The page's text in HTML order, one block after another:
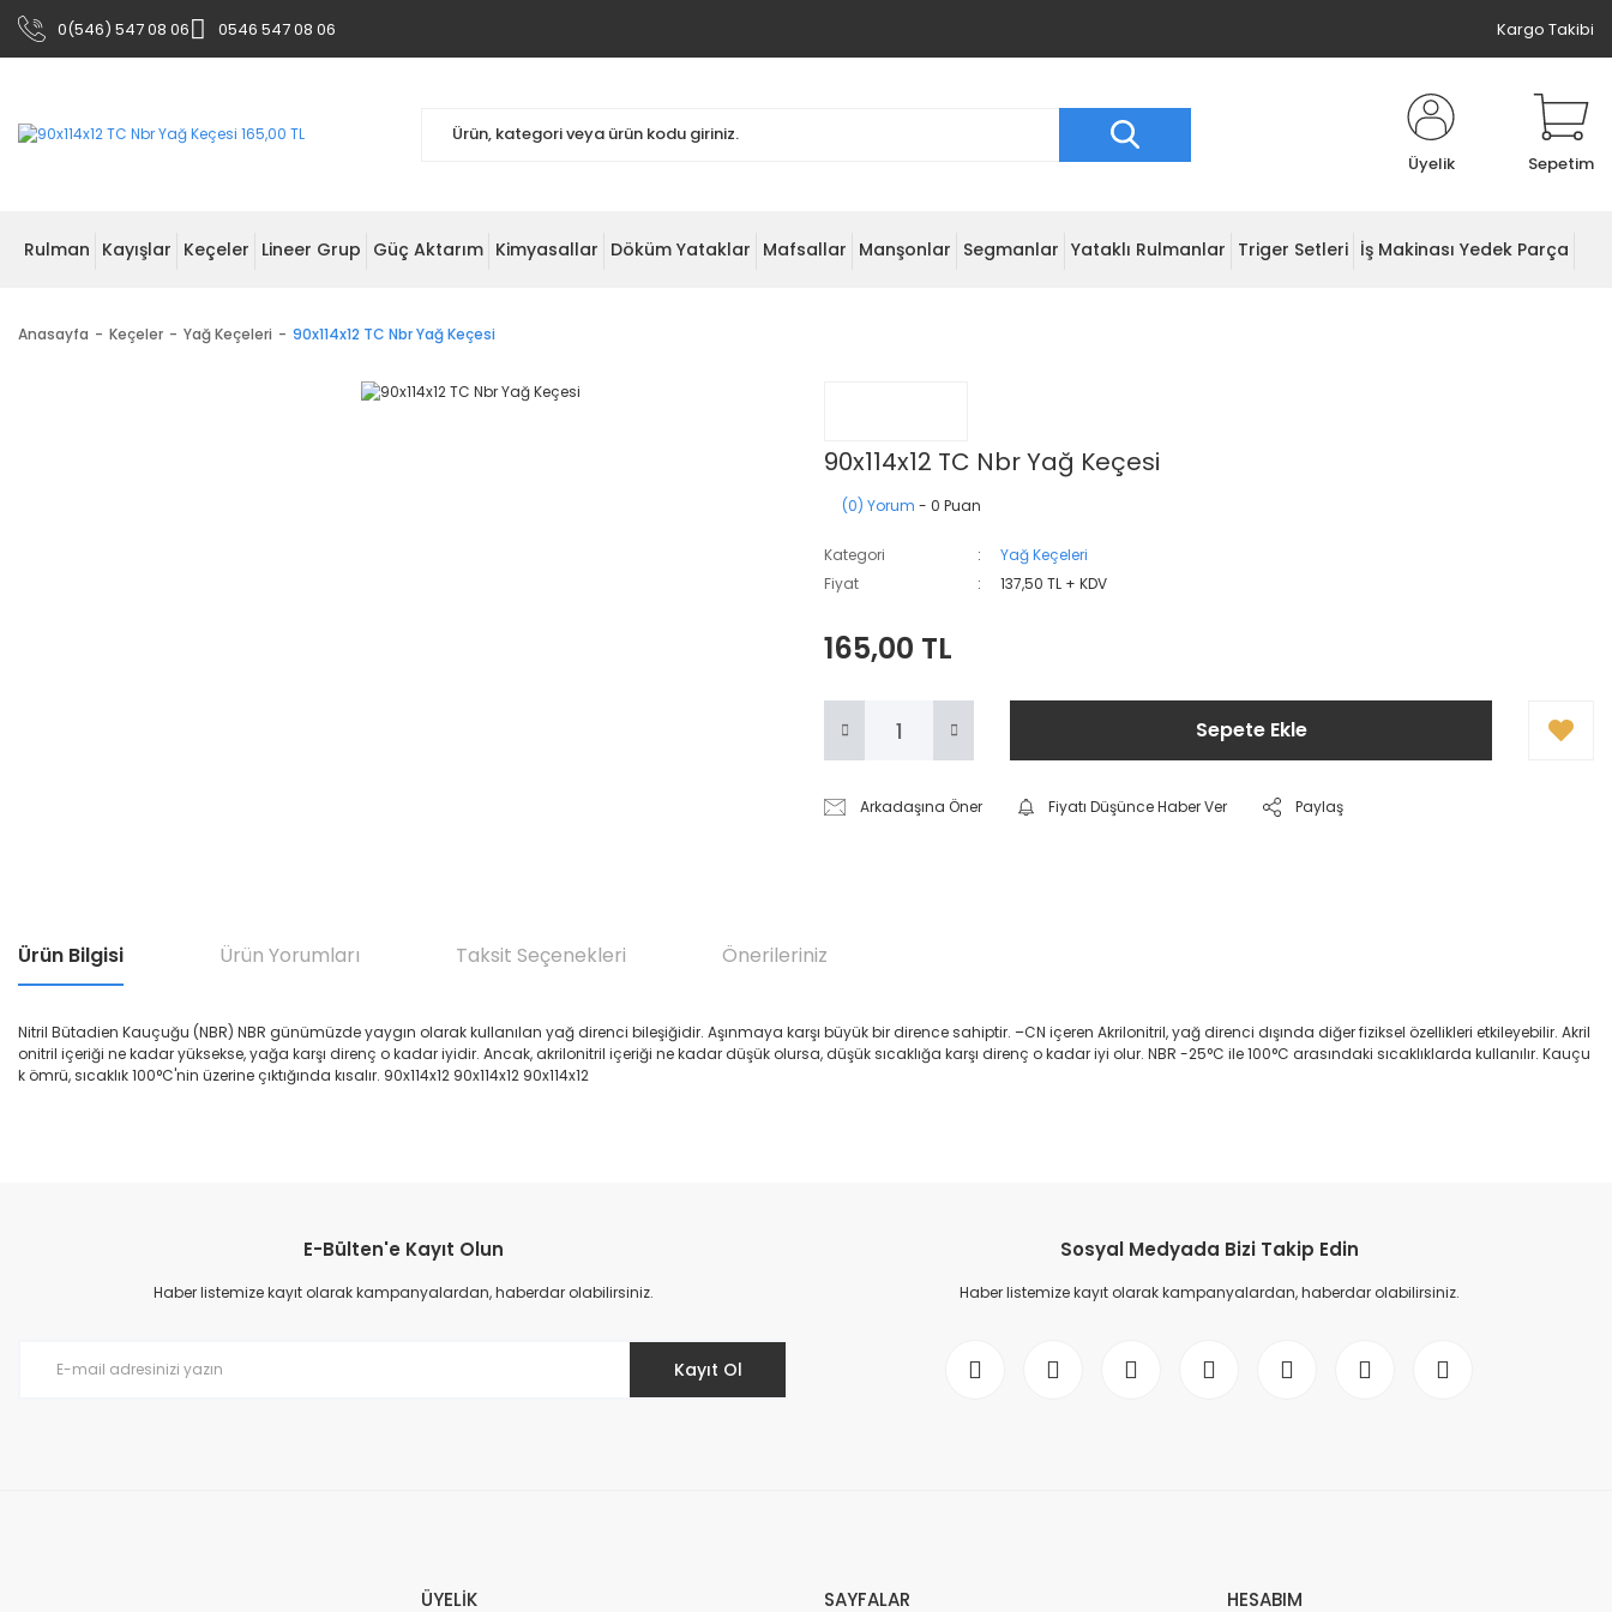
0(546) 547 08 06 0546 547 08 06 Kargo Takibi
Üyelik Sepetim
Rulman Kayışlar Keçeler Lineer Grup Güç Aktarım Kimyasallar Döküm Yataklar Mafsallar Manşonlar Segmanlar Yataklı Rulmanlar Triger Setleri İş Makinası Yedek Parça
Anasayfa Keçeler Yağ Keçeleri 90x114x12 TC Nbr Yağ Keçesi
90x114x12 TC Nbr Yağ Keçesi
(0) Yorum - 0 Puan
Kategori
Yağ Keçeleri
Fiyat
137,50 TL + KDV
165,00 TL
Sepete Ekle
Arkadaşına Öner Fiyatı Düşünce Haber Ver Paylaş
Ürün Bilgisi Ürün Yorumları Taksit Seçenekleri Önerileriniz
Nitril Bütadien Kauçuğu (NBR) NBR günümüzde yaygın olarak kullanılan yağ direnci bileşiğidir. Aşınmaya karşı büyük bir dirence sahiptir. –CN içeren Akrilonitril, yağ direnci dışında diğer fiziksel özellikleri etkileyebilir. Akril
onitril içeriği ne kadar yüksekse, yağa karşı direnç o kadar iyidir. Ancak, akrilonitril içeriği ne kadar düşük olursa, düşük sıcaklığa karşı direnç o kadar iyi olur. NBR -25°C ile 100°C arasındaki sıcaklıklarda kullanılır. Kauçu
k ömrü, sıcaklık 100°C'nin üzerine çıktığında kısalır. 90x114x12 90x114x12 90x114x12
Ürün resmi kalitesiz, bozuk veya görüntülenemiyor.
Ürün açıklamasında eksik bilgiler bulunuyor.
E-Bülten'e Kayıt Olun
Haber listemize kayıt olarak kampanyalardan, haberdar olabilirsiniz.
Kayıt Ol
Sosyal Medyada Bizi Takip Edin
Haber listemize kayıt olarak kampanyalardan, haberdar olabilirsiniz.
ÜYELİK SAYFALAR HESABIM